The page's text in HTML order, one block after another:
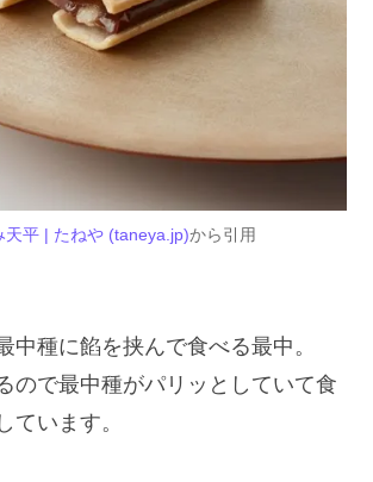
天平 | たねや (taneya.jp)から引用
中種に餡を挟んで食べる最中。
ので最中種がパリッとしていて食
ています。